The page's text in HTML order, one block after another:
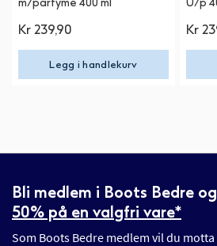
m/parfyme 400 ml
Kr 239,90
Legg i handlekurv
U/p
Kr
Bli medlem i Boots Bedre
50% på en valgfri vare*
Som Boots Bedre medlem vil du